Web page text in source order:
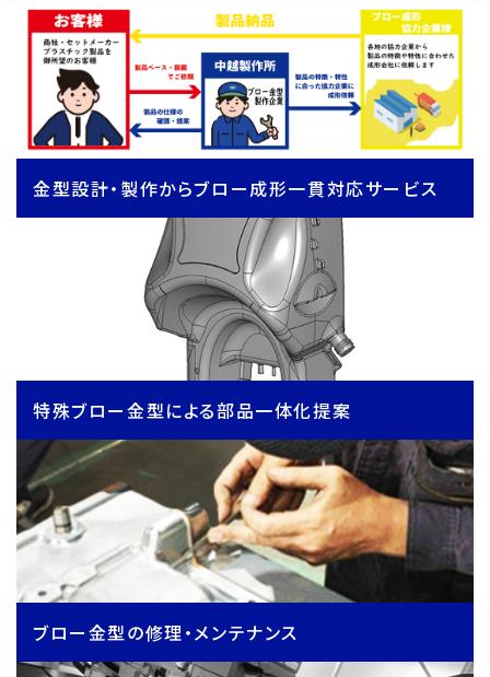
金型設計・製作からブロー成形一貫対応サービス
特殊ブロー金型による部品一体化提案
ブロー金型の修理・メンテナンス